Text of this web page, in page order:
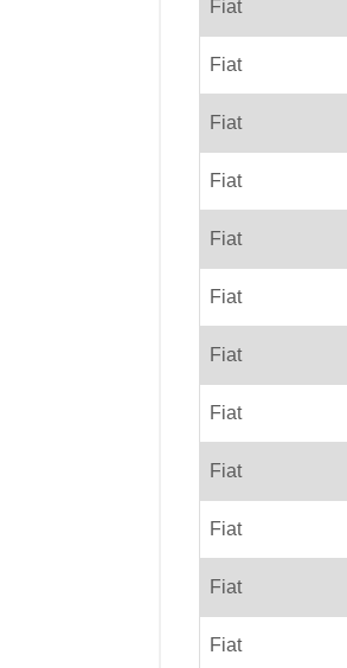
Fiat
Fiat
Fiat
Fiat
Fiat
Fiat
Fiat
Fiat
Fiat
Fiat
Fiat
Fiat